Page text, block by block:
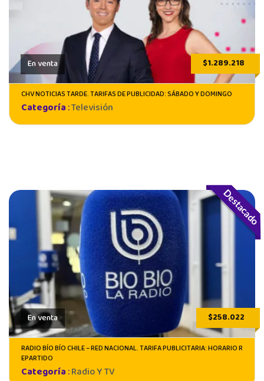
En venta $1.289.218
CHV NOTICIAS TARDE. TARIFAS DE PUBLICIDAD: SÁBADO Y DOMINGO
Categoría:Televisión
Destacado
En venta $258.022
RADIO BÍO BÍO CHILE – RED NACIONAL. TARIFA PUBLICITARIA: HORARIO R
EPARTIDO
Categoría:Radio Y TV